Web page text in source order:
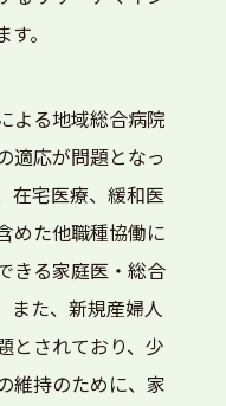
。
よる地域総合病院
適応が問題となっ
在宅医療、緩和医
めた他職種協働に
きる家庭医・総合
また、新規産婦人
とされており、少
維持のために、家